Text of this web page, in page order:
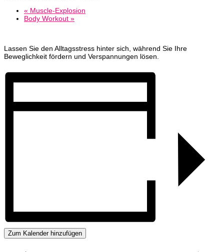
« Muscle-Explosion
Body Workout »
Lassen Sie den Alltagsstress hinter sich, während Sie Ihre
Beweglichkeit fördern und Verspannungen lösen.
Zum Kalender hinzufügen